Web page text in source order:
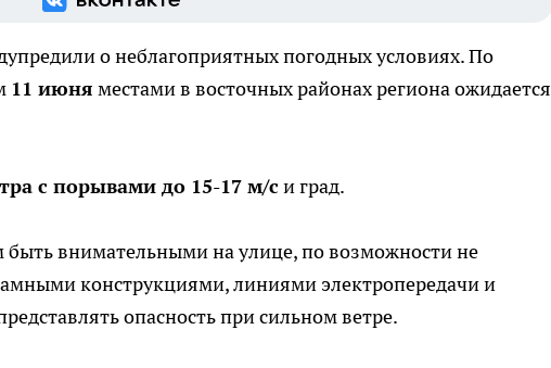
о неблагоприятных погодных условиях. По
11 июня местами в восточных районах региона ожидается
с порывами до 15-17 м/с и град.
внимательными на улице, по возможности не
конструкциями, линиями электропередачи и
опасность при сильном ветре.